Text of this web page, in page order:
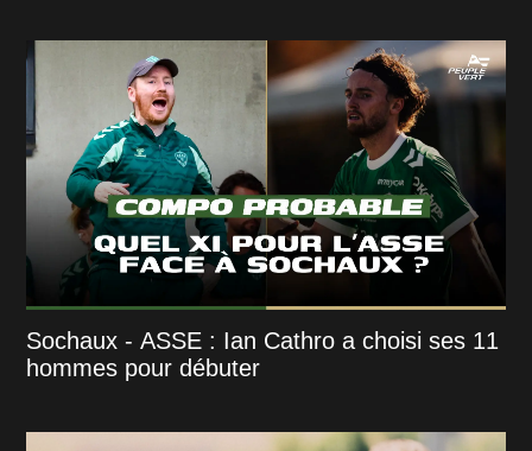
Sochaux - ASSE : Ian Cathro a choisi ses 11
hommes pour débuter